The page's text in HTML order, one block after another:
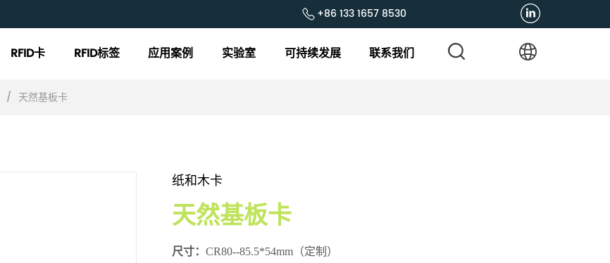
+86 133 1657 8530
RFID卡 RFID标签 应用案例 实验室 可持续发展 联系我们
/ 天然基板卡
纸和木卡
天然基板卡